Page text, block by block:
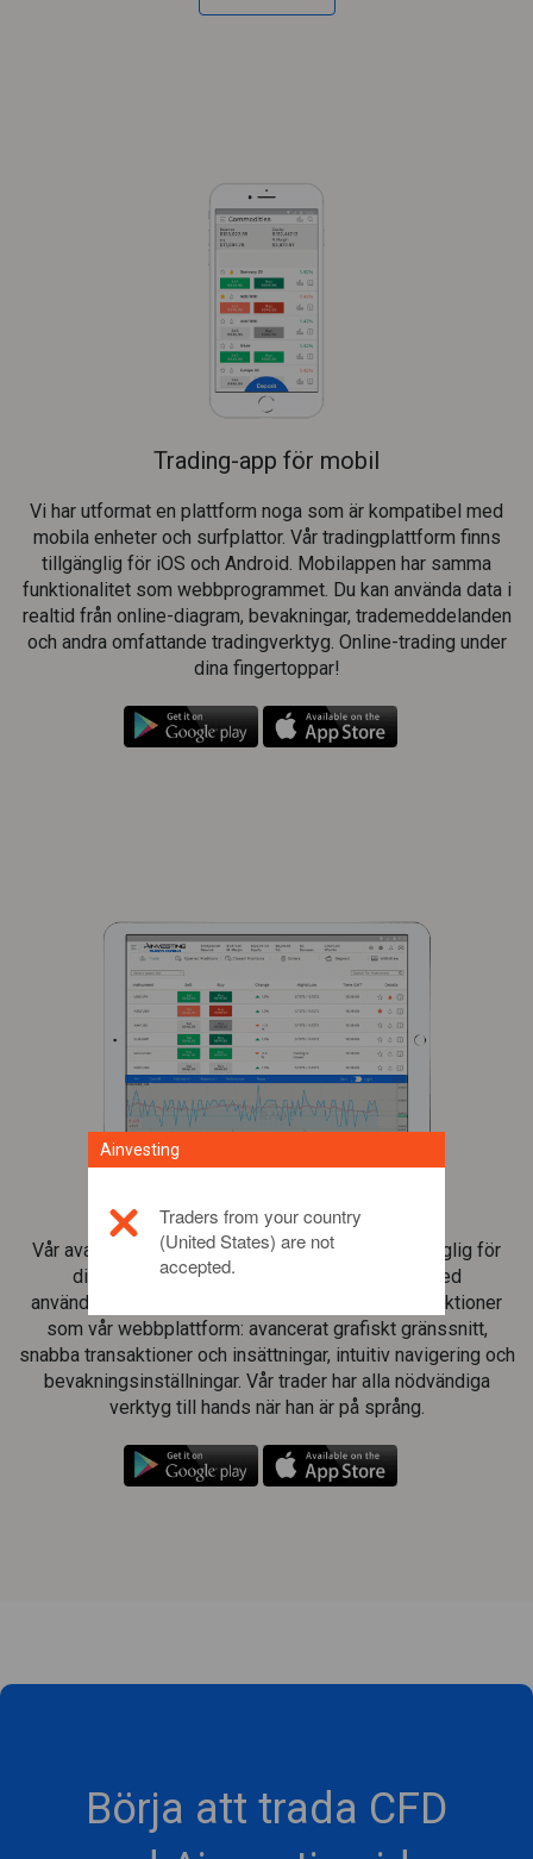
Trading-app för mobil
Vi har utformat en plattform noga som är kompatibel med
mobila enheter och surfplattor. Vår tradingplattform finns
tillgänglig för iOS och Android. Mobilappen har samma
funktionalitet som webbprogrammet. Du kan använda data i
realtid från online-diagram, bevakningar, trademeddelanden
och andra omfattande tradingverktyg. Online-trading under
dina fingertoppar!
Vår avancerade tradingplattform finns även tillgänglig för
dina surfplattor. Plattformen har utformats med
användbarhet i åtanke och är fylld med samma funktioner
som vår webbplattform: avancerat grafiskt gränssnitt,
snabba transaktioner och insättningar, intuitiv navigering och
bevakningsinställningar. Vår trader har alla nödvändiga
verktyg till hands när han är på språng.
Börja att trada CFD
Ainvesting
Traders from your country
(United States) are not
accepted.